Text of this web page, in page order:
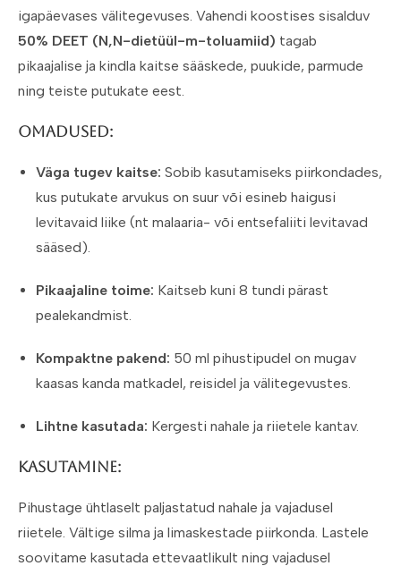
igapäevases välitegevuses. Vahendi koostises sisalduv
50% DEET (N,N-dietüül-m-toluamiid) tagab
pikaajalise ja kindla kaitse sääskede, puukide, parmude
ning teiste putukate eest.
Omadused:
Väga tugev kaitse: Sobib kasutamiseks piirkondades,
kus putukate arvukus on suur või esineb haigusi
levitavaid liike (nt malaaria- või entsefaliiti levitavad
sääsed).
Pikaajaline toime: Kaitseb kuni 8 tundi pärast
pealekandmist.
Kompaktne pakend: 50 ml pihustipudel on mugav
kaasas kanda matkadel, reisidel ja välitegevustes.
Lihtne kasutada: Kergesti nahale ja riietele kantav.
Kasutamine:
Pihustage ühtlaselt paljastatud nahale ja vajadusel
riietele. Vältige silma ja limaskestade piirkonda. Lastele
soovitame kasutada ettevaatlikult ning vajadusel